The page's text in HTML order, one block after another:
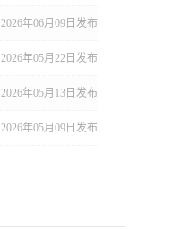
2026年06月09日发布
2026年05月22日发布
2026年05月13日发布
2026年05月09日发布